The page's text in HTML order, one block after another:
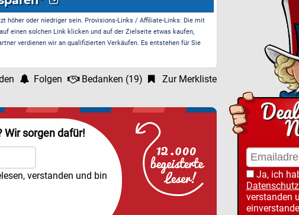
höher oder niedriger sein. Provisions-Links / Affiliate-Links: Die mit
einen solchen Link klicken und auf der Zielseite etwas kaufen,
verdienen wir an qualifizierten Verkäufen. Es entstehen für Sie
Folgen Bedanken (19) Zur Merkliste
Wir sorgen dafür!
verstanden und bin
Ja, ich
verstanden